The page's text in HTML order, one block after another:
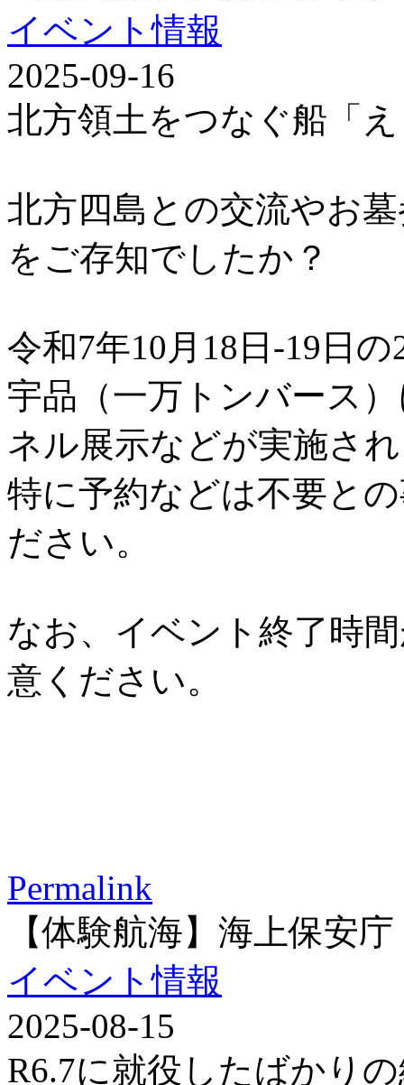
イベント情報
2025-09-16
北方領土をつなぐ船「
北方四島との交流やお
をご存知でしたか？
令和7年10月18日-19日の
宇品（一万トンバース
ネル展示などが実施さ
特に予約などは不要と
ださい。
なお、イベント終了時
意ください。
Permalink
【体験航海】海上保安
イベント情報
2025-08-15
R6.7に就役したばかり